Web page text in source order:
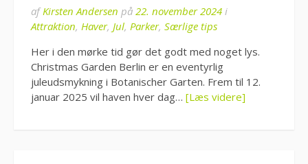
afKirsten Andersen på 22. november 2024 i
Attraktion, Haver, Jul, Parker, Særlige tips
Her i den mørke tid gør det godt med noget lys.
Christmas Garden Berlin er en eventyrlig
juleudsmykning i Botanischer Garten. Frem til 12.
januar 2025 vil haven hver dag… [Læs videre]